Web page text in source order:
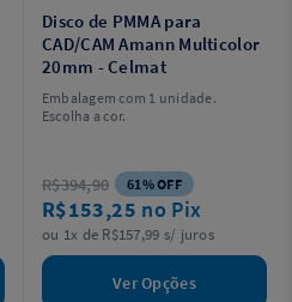
Disco de PMMA para
CAD/CAM Amann Multicolor
20mm - Celmat
Embalagem com 1 unidade.
Escolha a cor.
R$394,90 61% OFF
R$153,25 no Pix
ou 1x de R$157,99 s/ juros
Ver Opções